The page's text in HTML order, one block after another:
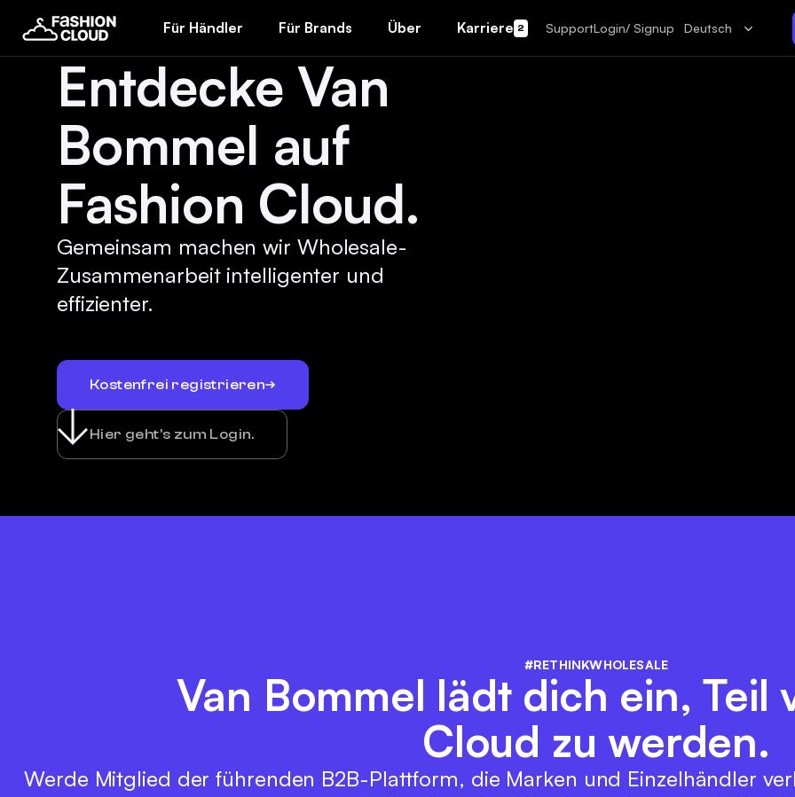
Für Händler Für Brands Über Karriere 2 SupportLogin/ Signup Deutsch
Entdecke Van
Bommel auf
Fashion Cloud.
Gemeinsam machen wir Wholesale-
Zusammenarbeit intelligenter und
effizienter.
Kostenfrei registrieren
Hier geht's zum Login.
#RETHINKWHOLESALE
Van Bommel lädt dich ein, Teil
Cloud zu werden.
Werde Mitglied der führenden B2B-Plattform, die Marken und Einzelhändler